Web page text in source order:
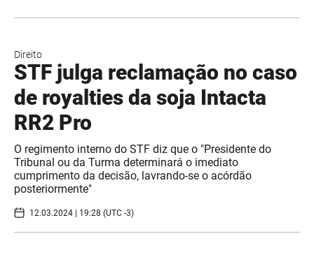
Direito
STF julga reclamação no caso
de royalties da soja Intacta
RR2 Pro
O regimento interno do STF diz que o "Presidente do
Tribunal ou da Turma determinará o imediato
cumprimento da decisão, lavrando-se o acórdão
posteriormente"
12.03.2024 | 19:28 (UTC -3)